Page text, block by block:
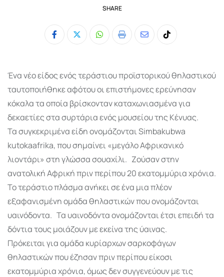
SHARE
Whatsapp
Print
ShareTiktok
Ένα νέο είδος ενός τεράστιου προϊστορικού θηλαστικού
ταυτοποιήθηκε αφότου οι επιστήμονες ερεύνησαν
κόκαλα τα οποία βρίσκονταν καταχωνιασμένα για
δεκαετίες στα συρτάρια ενός μουσείου της Κένυας.
Τα συγκεκριμένα είδη ονομάζονται Simbakubwa
kutokaafrika, που σημαίνει «μεγάλο Αφρικανικό
λιοντάρι» στη γλώσσα σουαχίλι. Ζούσαν στην
ανατολική Αφρική πριν περίπου 20 εκατομμύρια χρόνια.
Το τεράστιο πλάσμα ανήκει σε ένα μια πλέον
εξαφανισμένη ομάδα θηλαστικών που ονομάζονται
υαινόδοντα. Τα υαινοδόντα ονομάζονται έτσι επειδή τα
δόντια τους μοιάζουν με εκείνα της ύαινας.
Πρόκειται για ομάδα κυρίαρχων σαρκοφάγων
θηλαστικών που έζησαν πριν περίπoυ είκοσι
εκατομμύρια χρόνια, όμως δεν συγγενεύουν με τις